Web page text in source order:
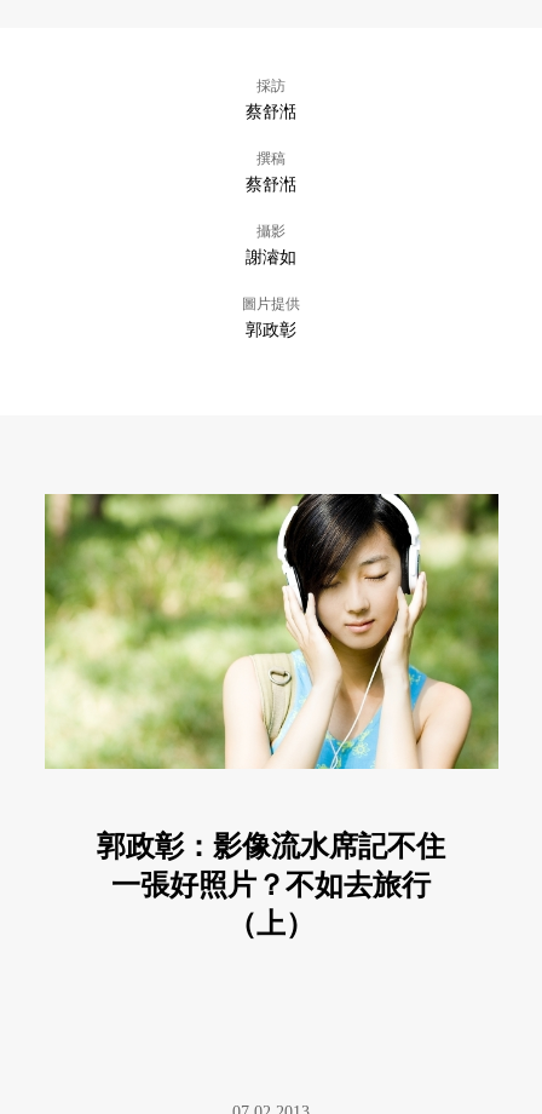
採訪
蔡舒湉
撰稿
蔡舒湉
攝影
謝濬如
圖片提供
郭政彰
郭政彰：影像流水席記不住
一張好照片？不如去旅行
（上）